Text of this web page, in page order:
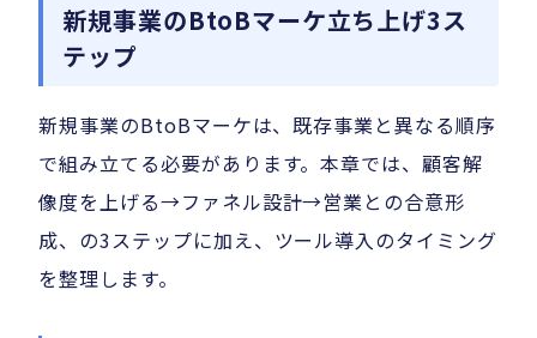
新規事業のBtoBマーケ立ち上げ3ス
テップ
新規事業のBtoBマーケは、既存事業と異なる順序
で組み立てる必要があります。本章では、顧客解
像度を上げる→ファネル設計→営業との合意形
成、の3ステップに加え、ツール導入のタイミング
を整理します。